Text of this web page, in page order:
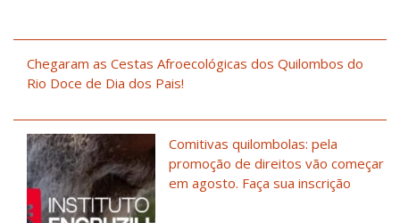
Chegaram as Cestas Afroecológicas dos Quilombos do
Rio Doce de Dia dos Pais!
Comitivas quilombolas: pela
promoção de direitos vão começar
em agosto. Faça sua inscrição